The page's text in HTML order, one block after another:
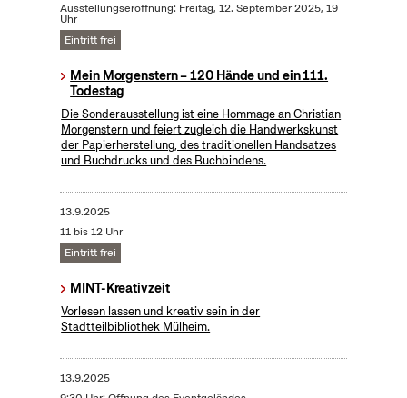
Ausstellungseröffnung: Freitag, 12. September 2025, 19
Uhr
Eintritt frei
Mein Morgenstern – 120 Hände und ein 111.
Todestag
Die Sonderausstellung ist eine Hommage an Christian
Morgenstern und feiert zugleich die Handwerkskunst
der Papierherstellung, des traditionellen Handsatzes
und Buchdrucks und des Buchbindens.
13.9.2025
11 bis 12 Uhr
Eintritt frei
MINT-Kreativzeit
Vorlesen lassen und kreativ sein in der
Stadtteilbibliothek Mülheim.
13.9.2025